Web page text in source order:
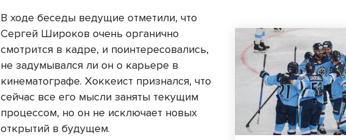
В ходе беседы ведущие отметили, что
Сергей Широков очень органично
смотрится в кадре, и поинтересовались,
не задумывался ли он о карьере в
кинематографе. Хоккеист признался, что
сейчас все его мысли заняты текущим
процессом, но он не исключает новых
открытий в будущем.